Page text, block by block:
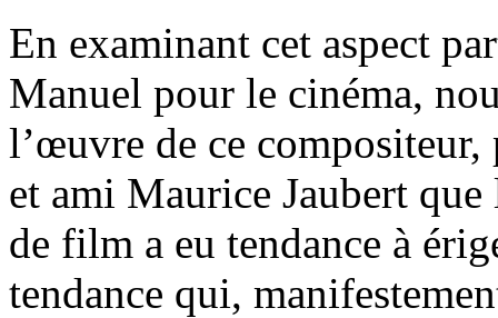
En examinant cet aspect
Manuel pour le cinéma,
l’œuvre de ce
et ami Maurice Jaubert
de film a eu tendance à
tendance qui,